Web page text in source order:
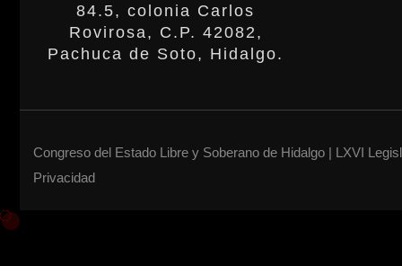
84.5, colonia Carlos
Rovirosa, C.P. 42082,
Pachuca de Soto, Hidalgo.
Congreso del Estado Libre y Soberano de Hidalgo | LXVI
Privacidad